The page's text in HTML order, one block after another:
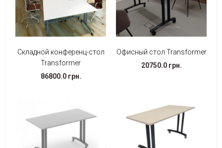
Складной конференц-стол
Transformer
86800.0 грн.
Офисный стол Transformer
20750.0 грн.